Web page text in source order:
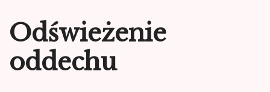
Odświeżenie
oddechu